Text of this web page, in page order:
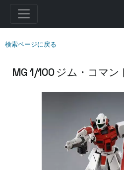
検索ページに戻る
MG 1/100 ジム・コマン